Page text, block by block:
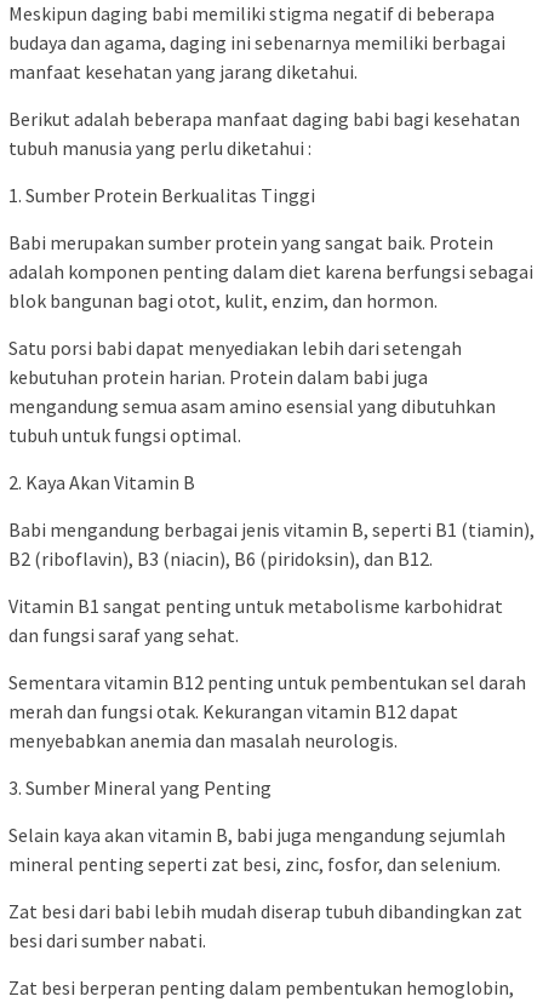
Meskipun daging babi memiliki stigma negatif di beberapa
budaya dan agama, daging ini sebenarnya memiliki berbagai
manfaat kesehatan yang jarang diketahui.
Berikut adalah beberapa manfaat daging babi bagi kesehatan
tubuh manusia yang perlu diketahui :
1. Sumber Protein Berkualitas Tinggi
Babi merupakan sumber protein yang sangat baik. Protein
adalah komponen penting dalam diet karena berfungsi sebagai
blok bangunan bagi otot, kulit, enzim, dan hormon.
Satu porsi babi dapat menyediakan lebih dari setengah
kebutuhan protein harian. Protein dalam babi juga
mengandung semua asam amino esensial yang dibutuhkan
tubuh untuk fungsi optimal.
2. Kaya Akan Vitamin B
Babi mengandung berbagai jenis vitamin B, seperti B1 (tiamin),
B2 (riboflavin), B3 (niacin), B6 (piridoksin), dan B12.
Vitamin B1 sangat penting untuk metabolisme karbohidrat
dan fungsi saraf yang sehat.
Sementara vitamin B12 penting untuk pembentukan sel darah
merah dan fungsi otak. Kekurangan vitamin B12 dapat
menyebabkan anemia dan masalah neurologis.
3. Sumber Mineral yang Penting
Selain kaya akan vitamin B, babi juga mengandung sejumlah
mineral penting seperti zat besi, zinc, fosfor, dan selenium.
Zat besi dari babi lebih mudah diserap tubuh dibandingkan zat
besi dari sumber nabati.
Zat besi berperan penting dalam pembentukan hemoglobin,